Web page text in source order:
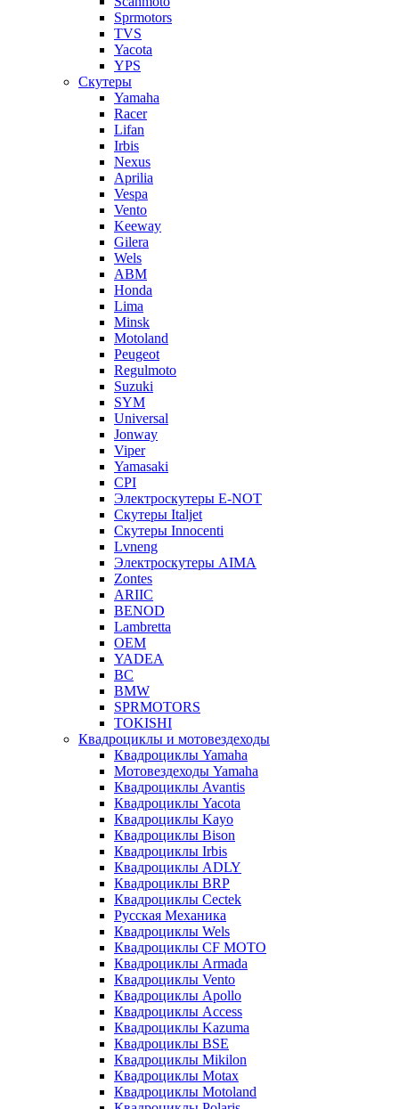
Sprmotors
TVS
Yacota
YPS
Скутеры
Yamaha
Racer
Lifan
Irbis
Nexus
Aprilia
Vespa
Vento
Keeway
Gilera
Wels
ABM
Honda
Lima
Minsk
Motoland
Peugeot
Regulmoto
Suzuki
SYM
Universal
Jonway
Viper
Yamasaki
CPI
Электроскутеры E-NOT
Скутеры Italjet
Скутеры Innocenti
Lvneng
Электроскутеры AIMA
Zontes
ARIIC
BENOD
Lambretta
OEM
YADEA
BC
BMW
SPRMOTORS
TOKISHI
Квадроциклы и мотовездеходы
Квадроциклы Yamaha
Мотовездеходы Yamaha
Квадроциклы Avantis
Квадроциклы Yacota
Квадроциклы Kayo
Квадроциклы Bison
Квадроциклы Irbis
Квадроциклы ADLY
Квадроциклы BRP
Квадроциклы Cectek
Русская Механика
Квадроциклы Wels
Квадроциклы CF MOTO
Квадроциклы Armada
Квадроциклы Vento
Квадроциклы Apollo
Квадроциклы Access
Квадроциклы Kazuma
Квадроциклы BSE
Квадроциклы Mikilon
Квадроциклы Motax
Квадроциклы Motoland